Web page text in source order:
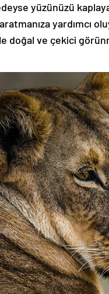
yüzünüzü
yardımcı
doğal ve çekici